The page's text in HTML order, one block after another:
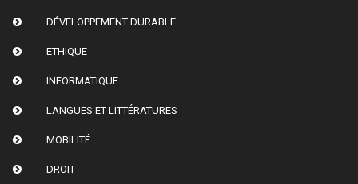
DÉVELOPPEMENT DURABLE
ETHIQUE
INFORMATIQUE
LANGUES ET LITTÉRATURES
MOBILITÉ
DROIT